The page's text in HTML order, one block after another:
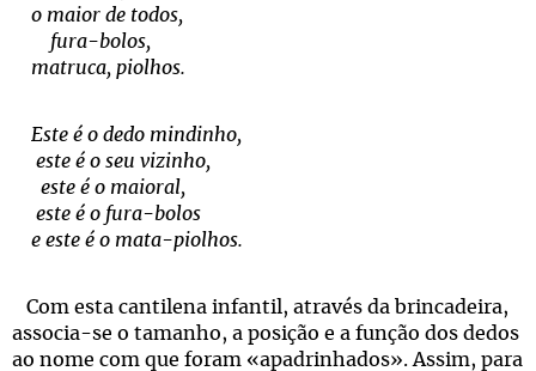
o maior de todos,
fura-bolos,
matruca, piolhos.
Este é o dedo mindinho,
este é o seu vizinho,
este é o maioral,
este é o fura-bolos
e este é o mata-piolhos.
Com esta cantilena infantil, através da brincadeira,
associa-se o tamanho, a posição e a função dos dedos
ao nome com que foram «apadrinhados». Assim, para